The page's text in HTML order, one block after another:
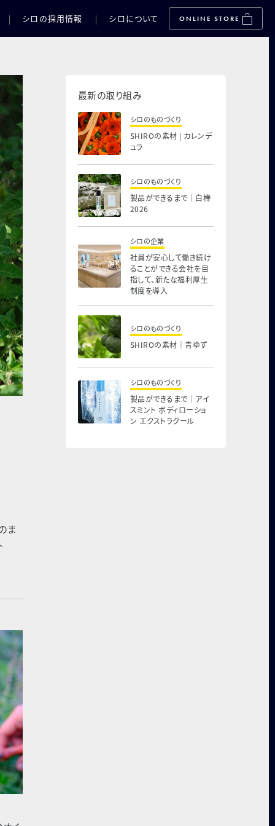
シロの採用情報 シロについて ONLINE STORE
ま
最新の取り組み
シロのものづくり
SHIROの素材 | カレンデ
ュラ
シロのものづくり
製品ができるまで｜白樺
2026
シロの企業
社員が安心して働き続け
ることができる会社を目
指して、新たな福利厚生
制度を導入
シロのものづくり
SHIROの素材｜青ゆず
シロのものづくり
製品ができるまで｜アイ
スミント ボディローショ
ン エクストラクール